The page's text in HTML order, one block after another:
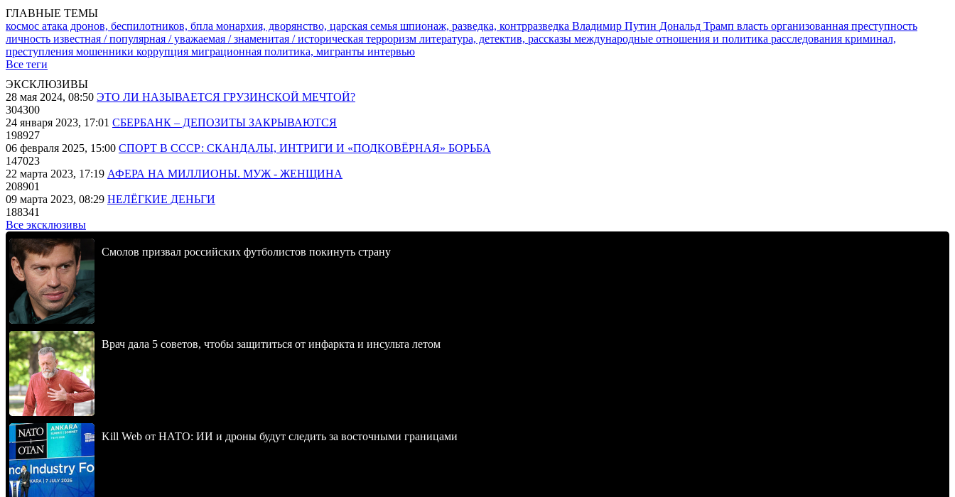
ГЛАВНЫЕ ТЕМЫ
космос атака дронов, беспилотников, бпла монархия, дворянство, царская семья шпионаж, разведка, контрразведка Владимир Путин Дональд Трамп власть организованная преступность
личность известная / популярная / уважаемая / знаменитая / историческая терроризм литература, детектив, рассказы международные отношения и политика расследования криминал,
преступления мошенники коррупция миграционная политика, мигранты интервью
Все теги
ЭКСКЛЮЗИВЫ
28 мая 2024, 08:50 ЭТО ЛИ НАЗЫВАЕТСЯ ГРУЗИНСКОЙ МЕЧТОЙ?
304300
24 января 2023, 17:01 СБЕРБАНК – ДЕПОЗИТЫ ЗАКРЫВАЮТСЯ
198927
06 февраля 2025, 15:00 СПОРТ В СССР: СКАНДАЛЫ, ИНТРИГИ И «ПОДКОВЁРНАЯ» БОРЬБА
147023
22 марта 2023, 17:19 АФЕРА НА МИЛЛИОНЫ. МУЖ - ЖЕНЩИНА
208901
09 марта 2023, 08:29 НЕЛЁГКИЕ ДЕНЬГИ
188341
Все эксклюзивы
Смолов призвал российских футболистов покинуть страну
Врач дала 5 советов, чтобы защититься от инфаркта и инсульта летом
Kill Web от НАТО: ИИ и дроны будут следить за восточными границами